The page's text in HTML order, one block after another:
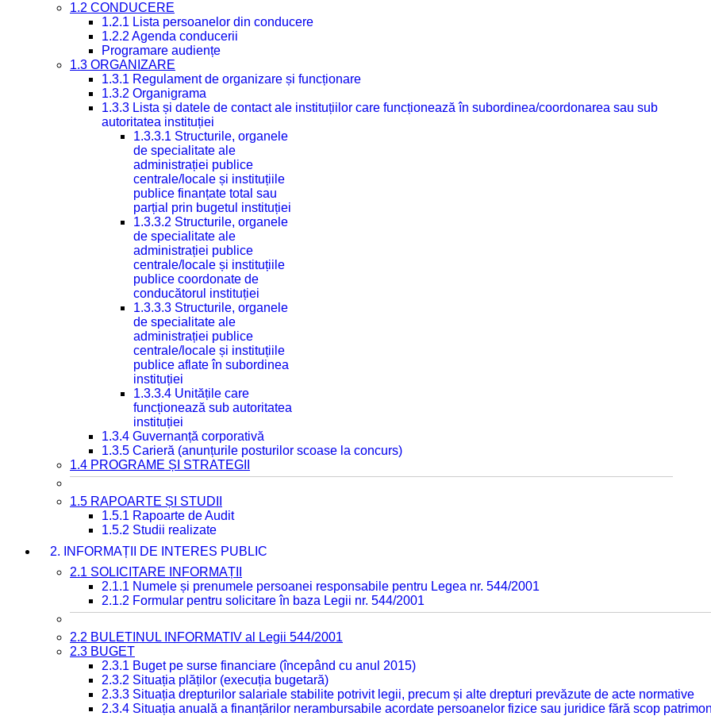
1.2 CONDUCERE
1.2.1 Lista persoanelor din conducere
1.2.2 Agenda conducerii
Programare audiențe
1.3 ORGANIZARE
1.3.1 Regulament de organizare și funcționare
1.3.2 Organigrama
1.3.3 Lista și datele de contact ale instituțiilor care funcționează în subordinea/coordonarea sau sub
autoritatea instituției
1.3.3.1 Structurile, organele
de specialitate ale
administrației publice
centrale/locale și instituțiile
publice finanțate total sau
parțial prin bugetul instituției
1.3.3.2 Structurile, organele
de specialitate ale
administrației publice
centrale/locale și instituțiile
publice coordonate de
conducătorul instituției
1.3.3.3 Structurile, organele
de specialitate ale
administrației publice
centrale/locale și instituțiile
publice aflate în subordinea
instituției
1.3.3.4 Unitățile care
funcționează sub autoritatea
instituției
1.3.4 Guvernanță corporativă
1.3.5 Carieră (anunțurile posturilor scoase la concurs)
1.4 PROGRAME ȘI STRATEGII
1.5 RAPOARTE ȘI STUDII
1.5.1 Rapoarte de Audit
1.5.2 Studii realizate
2. INFORMAȚII DE INTERES PUBLIC
2.1 SOLICITARE INFORMAȚII
2.1.1 Numele și prenumele persoanei responsabile pentru Legea nr. 544/2001
2.1.2 Formular pentru solicitare în baza Legii nr. 544/2001
2.2 BULETINUL INFORMATIV al Legii 544/2001
2.3 BUGET
2.3.1 Buget pe surse financiare (începând cu anul 2015)
2.3.2 Situația plăților (execuția bugetară)
2.3.3 Situația drepturilor salariale stabilite potrivit legii, precum și alte drepturi prevăzute de acte normative
2.3.4 Situația anuală a finanțărilor nerambursabile acordate persoanelor fizice sau juridice fără scop